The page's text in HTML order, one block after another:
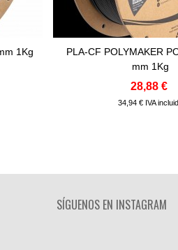
1Kg Comprar
PLA-CF POLYMAKER
mm 1Kg
28,88 €
34,94 € IVA
SÍGUENOS EN INSTAGRAM